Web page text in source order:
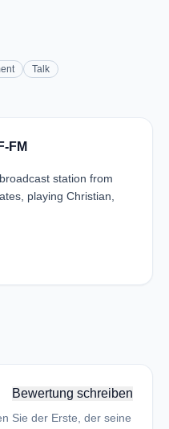
Talk
FM
station from
playing Christian,
Bewertung schreiben
Sie der Erste, der seine